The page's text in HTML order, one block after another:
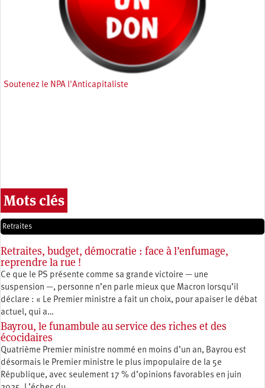
Soutenez le NPA l'Anticapitaliste
Mots clés
Retraites
Retraites, budget, démocratie : face à l’enfumage,
reprendre la rue !
Ce que le PS présente comme sa grande victoire — une
suspension —, personne n’en parle mieux que Macron lorsqu’il
déclare : « Le Premier ministre a fait un choix, pour apaiser le débat
actuel, qui a…
Bayrou, le funambule au service des riches et des
écocidaires
Quatrième Premier ministre nommé en moins d’un an, Bayrou est
désormais le Premier ministre le plus impopulaire de la 5e
République, avec seulement 17 % d’opinions favorables en juin